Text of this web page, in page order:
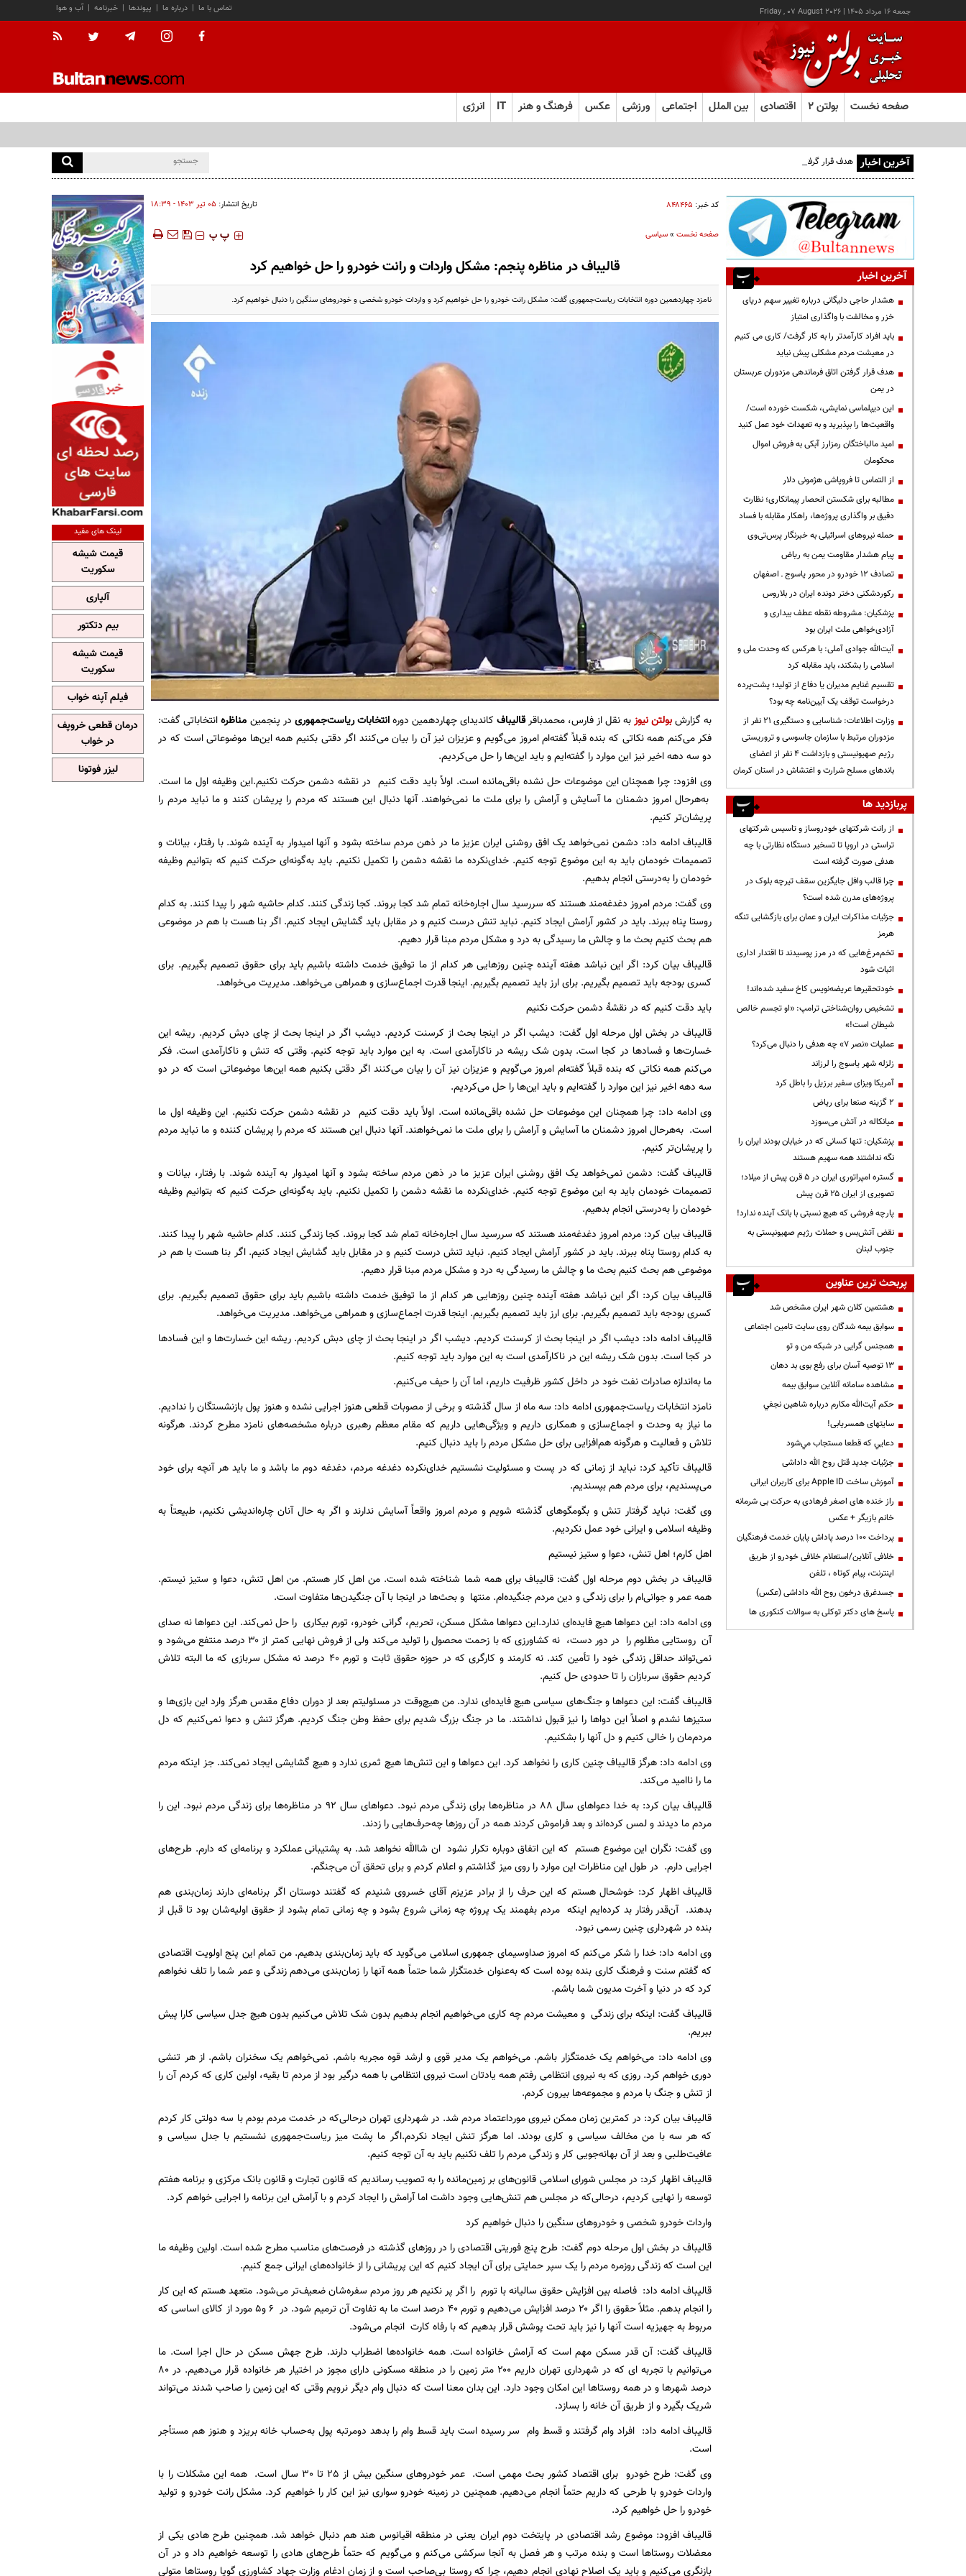
جمعه ۱۶ مرداد ۱۴۰۵ |
Friday , 07 August 2026 آب و هوا | خبرنامه | پیوندها | درباره ما | تماس با ما
صفحه نخست بولتن ۲ اقتصادی بین الملل اجتماعی ورزشی عکس فرهنگ و هنر IT انرژی
آخرین اخبار هدف قرار گرفتن اتاق‌ فرماندهی مزدوران عربستان در یمن
کد خبر: ۸۴۸۴۶۵ تاریخ انتشار: ۰۵ تير ۱۴۰۳ - ۱۸:۳۹
صفحه نخست»سیاسی ‍‍‍ پ پ
قالیباف در مناظره پنجم: مشکل واردات و رانت خودرو را حل خواهیم کرد
نامزد چهاردهمین دوره انتخابات ریاست‌جمهوری گفت: مشکل رانت خودرو را حل خواهیم کرد و واردات خودرو شخصی و خودروهای سنگین را دنبال خواهیم کرد.
به گزارشبولتن نیوزبه نقل از فارس، محمدباقرقالیباف کاندیدای چهاردهمین دورهانتخابات ریاست‌جمهوری در پنجمین مناظرهانتخاباتی گفت:
فکر می‌کنم همه نکاتی که بنده قبلاً گفته‌ام امروز می‌گویم و عزیزان نیز آن را بیان می‌کنند اگر دقتی بکنیم همه این‌ها موضوعاتی است که در
دو سه دهه اخیر نیز این موارد را گفته‌ایم و باید این‌ها را حل می‌کردیم.
وی افزود: چرا همچنان این موضوعات حل نشده باقی‌مانده است. اولاً باید دقت کنیم در نقشه دشمن حرکت نکنیم.این وظیفه اول ما است.
به‌هرحال امروز دشمنان ما آسایش و آرامش را برای ملت ما نمی‌خواهند. آنها دنبال این هستند که مردم را پریشان کنند و ما نباید مردم را
پریشان‌تر کنیم.
قالیباف ادامه داد: دشمن نمی‌خواهد یک افق روشنی ایران عزیز ما در ذهن مردم ساخته بشود و آنها امیدوار به آینده شوند. با رفتار، بیانات و
تصمیمات خودمان باید به این موضوع توجه کنیم. خدای‌نکرده ما نقشه دشمن را تکمیل نکنیم. باید به‌گونه‌ای حرکت کنیم که بتوانیم وظیفه
خودمان را به‌درستی انجام بدهیم.
وی گفت: مردم امروز دغدغه‌مند هستند که سررسید سال اجاره‌خانه تمام شد کجا بروند. کجا زندگی کنند. کدام حاشیه شهر را پیدا کنند. به کدام
روستا پناه ببرند. باید در کشور آرامش ایجاد کنیم. نباید تنش درست کنیم و در مقابل باید گشایش ایجاد کنیم. اگر بنا هست با هم در موضوعی
هم بحث کنیم بحث ما و چالش ما رسیدگی به درد و مشکل مردم مبنا قرار دهیم.
قالیباف بیان کرد: اگر این نباشد هفته آینده چنین روزهایی هر کدام از ما توفیق خدمت داشته باشیم باید برای حقوق تصمیم بگیریم. برای
کسری بودجه باید تصمیم بگیریم. برای ارز باید تصمیم بگیریم. اینجا قدرت اجماع‌سازی و همراهی می‌خواهد. مدیریت می‌خواهد.
باید دقت کنیم که در نقشۀ دشمن حرکت نکنیم
قالیباف در بخش اول مرحله اول گفت: دیشب اگر در اینجا بحث از کرسنت کردیم. دیشب اگر در اینجا بحث از چای دبش کردیم. ریشه این
خسارت‌ها و فسادها در کجا است. بدون شک ریشه در ناکارآمدی است. به این موارد باید توجه کنیم. وقتی که تنش و ناکارآمدی است. فکر
می‌کنم همه نکاتی که بنده قبلاً گفته‌ام امروز می‌گویم و عزیزان نیز آن را بیان می‌کنند اگر دقتی بکنیم همه این‌ها موضوعاتی است که در دو
سه دهه اخیر نیز این موارد را گفته‌ایم و باید این‌ها را حل می‌کردیم.
وی ادامه داد: چرا همچنان این موضوعات حل نشده باقی‌مانده است. اولاً باید دقت کنیم در نقشه دشمن حرکت نکنیم. این وظیفه اول ما
است. به‌هرحال امروز دشمنان ما آسایش و آرامش را برای ملت ما نمی‌خواهند. آنها دنبال این هستند که مردم را پریشان کننده و ما نباید مردم
را پریشان‌تر کنیم.
قالیباف گفت: دشمن نمی‌خواهد یک افق روشنی ایران عزیز ما در ذهن مردم ساخته بشود و آنها امیدوار به آینده شوند. با رفتار، بیانات و
تصمیمات خودمان باید به این موضوع توجه کنیم. خدای‌نکرده ما نقشه دشمن را تکمیل نکنیم. باید به‌گونه‌ای حرکت کنیم که بتوانیم وظیفه
خودمان را به‌درستی انجام بدهیم.
قالیباف بیان کرد: مردم امروز دغدغه‌مند هستند که سررسید سال اجاره‌خانه تمام شد کجا بروند. کجا زندگی کنند. کدام حاشیه شهر را پیدا کنند.
به کدام روستا پناه ببرند. باید در کشور آرامش ایجاد کنیم. نباید تنش درست کنیم و در مقابل باید گشایش ایجاد کنیم. اگر بنا هست با هم در
موضوعی هم بحث کنیم بحث ما و چالش ما رسیدگی به درد و مشکل مردم مبنا قرار دهیم.
قالیباف بیان کرد: اگر این نباشد هفته آینده چنین روزهایی هر کدام از ما توفیق خدمت داشته باشیم باید برای حقوق تصمیم بگیریم. برای
کسری بودجه باید تصمیم بگیریم. برای ارز باید تصمیم بگیریم. اینجا قدرت اجماع‌سازی و همراهی می‌خواهد. مدیریت می‌خواهد.
قالیباف ادامه داد: دیشب اگر در اینجا بحث از کرسنت کردیم. دیشب اگر در اینجا بحث از چای دبش کردیم. ریشه این خسارت‌ها و این فسادها
در کجا است. بدون شک ریشه این در ناکارآمدی است به این موارد باید توجه کنیم.
ما به‌اندازه صادرات نفت خود در داخل کشور ظرفیت داریم، اما آن را حیف می‌کنیم.
نامزد انتخابات ریاست‌جمهوری ادامه داد: سه ماه از سال گذشته و برخی از مصوبات قطعی هنوز اجرایی نشده و هنوز پول بازنشستگان را ندادیم.
ما نیاز به وحدت و اجماع‌سازی و همکاری داریم و ویژگی‌هایی داریم که مقام معظم رهبری درباره مشخصه‌های نامزد مطرح کردند. هرگونه
تلاش و فعالیت و هرگونه هم‌افزایی برای حل مشکل مردم را باید دنبال کنیم.
قالیباف تأکید کرد: نباید از زمانی که در پست و مسئولیت نشستیم خدای‌نکرده دغدغه مردم، دغدغه دوم ما باشد و ما باید هر آنچه برای خود
می‌پسندیم، برای مردم هم بپسندیم.
وی گفت: نباید گرفتار تنش و بگومگوهای گذشته شویم و مردم امروز واقعاً آسایش ندارند و اگر به حال آنان چاره‌اندیشی نکنیم، طبیعتاً به
وظیفه اسلامی و ایرانی خود عمل نکردیم.
اهل کارم؛ اهل تنش، دعوا و ستیز نیستیم
قالیباف در بخش دوم مرحله اول گفت: قالیباف برای همه شما شناخته شده است. من اهل کار هستم. من اهل تنش، دعوا و ستیز نیستم.
همه عمر و جوانی‌ام را برای زندگی و دین مردم جنگیده‌ام. منتها و بحث‌ها در اینجا با آن جنگیدن‌ها متفاوت است.
وی ادامه داد: این دعواها هیچ فایده‌ای ندارد.این دعواها مشکل مسکن، تحریم، گرانی خودرو، تورم بیکاری را حل نمی‌کند. این دعواها نه صدای
آن روستایی مظلوم را در دور دست، نه کشاورزی که با زحمت محصول را تولید می‌کند ولی از فروش نهایی کمتر از ۳۰ درصد منتفع می‌شود و
نمی‌تواند حداقل زندگی خود را تأمین کند. نه کارمند و کارگری که در حوزه حقوق ثابت و تورم ۴۰ درصد نه مشکل سربازی که ما البته تلاش
کردیم حقوق سربازان را تا حدودی حل کنیم.
قالیباف گفت: این دعواها و جنگ‌های سیاسی هیچ فایده‌ای ندارد. من هیچ‌وقت در مسئولیتم بعد از دوران دفاع مقدس هرگز وارد این بازی‌ها و
ستیزها نشدم و اصلاً این دواها را نیز قبول نداشتند. ما در جنگ بزرگ شدیم برای حفظ وطن جنگ کردیم. هرگز تنش و دعوا نمی‌کنیم که دل
مردم‌مان را خالی کنیم و دل آنها را بشکنیم.
وی ادامه داد: هرگز قالیباف چنین کاری را نخواهد کرد. این دعواها و این تنش‌ها هیچ ثمری ندارد و هیچ گشایشی ایجاد نمی‌کند. جز اینکه مردم
ما را ناامید می‌کند.
قالیباف بیان کرد: به خدا دعواهای سال ۸۸ در مناظره‌ها برای زندگی مردم نبود. دعواهای سال ۹۲ در مناظره‌ها برای زندگی مردم نبود. این را
مردم ما دیدند و لمس کرده‌اند و بعد فراموش کردند همه در آن روزها چه‌حرف‌هایی را زدند.
وی گفت: نگران این موضوع هستم که این اتفاق دوباره تکرار نشود ان شاالله نخواهد شد. به پشتیبانی عملکرد و برنامه‌ای که دارم. طرح‌های
اجرایی دارم. در طول این مناظرات این موارد را روی میز گذاشتم و اعلام کردم و برای تحقق آن می‌جنگم.
قالیباف اظهار کرد: خوشحال هستم که این حرف را از برادر عزیزم آقای خسروی شنیدم که گفتند دوستان اگر برنامه‌ای دارند زمان‌بندی هم
بدهند. آن‌قدر رفتار بد کرده‌ایم اینکه مردم بفهمند یک پروژه چه زمانی شروع بشود و چه زمانی تمام بشود از حقوق اولیه‌شان بود تا قبل از
بنده در شهرداری چنین رسمی نبود.
وی ادامه داد: خدا را شکر می‌کنم که امروز صداوسیمای جمهوری اسلامی می‌گوید که باید زمان‌بندی بدهیم. من تمام این پنج اولویت اقتصادی
که گفتم سنت و فرهنگ کاری بنده بوده است که به‌عنوان خدمتگزار شما حتماً همه آنها را زمان‌بندی می‌دهم زندگی و عمر شما را تلف نخواهم
کرد که در دنیا و آخرت مدیون شما باشم.
قالیباف گفت: اینکه برای زندگی و معیشت مردم چه کاری می‌خواهیم انجام بدهیم بدون شک تلاش می‌کنیم بدون هیچ جدل سیاسی کارا پیش
ببریم.
وی ادامه داد: می‌خواهم یک خدمتگزار باشم. می‌خواهم یک مدیر قوی و ارشد قوه مجریه باشم. نمی‌خواهم یک سخنران باشم. از هر تنشی
دوری خواهم کرد. روزی که به نیروی انتظامی رفتم همه یادتان است نیروی انتظامی با همه درگیر بود از مردم تا بقیه، اولین کاری که کردم آن را
از تنش و جنگ با مردم و مجموعه‌ها بیرون کردم.
قالیباف بیان کرد: در کمترین زمان ممکن نیروی مورداعتماد مردم شد. در شهرداری تهران درحالی‌که در خدمت مردم بودم با سه دولتی کار کردم
که هر سه با من مخالف سیاسی و کاری بودند. اما هرگز تنش ایجاد نکردم.اگر ما پشت میز ریاست‌جمهوری نشستیم با جدل سیاسی و
عافیت‌طلبی و بعد از آن بهانه‌جویی کار و زندگی مردم را تلف نکنیم باید به آن توجه کنیم.
قالیباف اظهار کرد: در مجلس شورای اسلامی قانون‌های بر زمین‌مانده را به تصویب رساندیم که قانون تجارت و قانون بانک مرکزی و برنامه هفتم
توسعه را نهایی کردیم، درحالی‌که در مجلس هم تنش‌هایی وجود داشت اما آرامش را ایجاد کردم و با آرامش این برنامه را اجرایی خواهم کرد.
واردات خودرو شخصی و خودروهای سنگین را دنبال خواهیم کرد
قالیباف در بخش اول مرحله دوم گفت: طرح پنج فوریتی اقتصادی را در روزهای گذشته در فرصت‌های مناسب مطرح شده است. اولین وظیفه ما
این است که زندگی روزمره مردم را یک سپر حمایتی برای آن ایجاد کنیم که این پریشانی را از خانواده‌های ایرانی جمع کنیم.
قالیباف ادامه داد: فاصله بین افزایش حقوق سالیانه با تورم را اگر پر نکنیم هر روز مردم سفره‌شان ضعیف‌تر می‌شود. متعهد هستم که این کار
را انجام بدهم. مثلاً حقوق را اگر ۲۰ درصد افزایش می‌دهیم و تورم 40 درصد است ما به تفاوت آن ترمیم شود. در ۶ و5 مورد از کالای اساسی که
مربوط به جهیزیه است آنها را نیز باید تحت پوشش قرار بدهیم که با رفاه کارت انجام می‌شود.
قالیباف گفت: آن قدر مسکن مهم است که آرامش خانواده است. همه خانواده‌ها اضطراب دارند. طرح جهش مسکن در حال اجرا است. ما
می‌توانیم با تجربه ای که در شهرداری تهران داریم ۲۰۰ متر زمین را در منطقه مسکونی دارای مجوز در اختیار هر خانواده قرار می‌دهیم. در ۸۰
درصد شهرها و در همه روستاها این امکان وجود دارد. این بدان معنا است که دنبال وام دیگر نرویم وقتی که این زمین را صاحب شدند می‌تواند
شریک بگیرد و از طریق آن خانه را بسازد.
قالیباف ادامه داد: افراد وام گرفتند و قسط وام سر رسیده است باید قسط وام را بدهد دومرتبه پول به‌حساب خانه بریزد و هنوز هم مستأجر
است.
وی گفت: طرح خودرو برای اقتصاد کشور بحث مهمی است. عمر خودروهای سنگین بیش از 25 تا 30 سال است. همه این مشکلات را با
واردات خودرو با طرحی که داریم حتماً انجام می‌دهیم. همچنین در زمینه خودرو سواری نیز این کار را خواهیم کرد. مشکل رانت خودرو و تولید
خودرو را حل خواهیم کرد.
قالیباف افزود: موضوع رشد اقتصادی در پایتخت دوم ایران یعنی در منطقه اقیانوس هند هم دنبال خواهد شد. همچنین طرح هادی یکی از
معضلات روستاها است و بنده مرتب و هر فصل به آنجا سرکشی می‌کنم و می‌گویم که حتماً طرح‌های هادی را توسعه خواهیم داد و در آن
بازنگری می‌کنیم و باید یک اصلاح نهادی انجام دهیم، چرا که روستا بی‌صاحب است و از زمان ادغام وزارت جهاد کشاورزی گویا روستاها متولی
آخرین اخبار
هشدار حاجی دلیگانی درباره تغییر سهم دریای
خزر و مخالفت با واگذاری امتیاز
باید افراد کارآمدتر را به کار گرفت/ کاری می کنیم
در معیشت مردم مشکلی پیش نیاید
هدف قرار گرفتن اتاق‌ فرماندهی مزدوران عربستان
در یمن
این دیپلماسی نمایشی، شکست خورده است/
واقعیت‌ها را بپذیرید و به تعهدات خود عمل کنید
امید مالباختگان رمزارز آبکی به فروش اموال
محکومان
از التماس تا فروپاشی هژمونی دلار
مطالبه برای شکستن انحصار پیمانکاری؛ نظارت
دقیق بر واگذاری پروژه‌ها، راهکار مقابله با فساد
حمله نیروهای اسرائیلی به خبرنگار پرس‌تی‌وی
پیام هشدار مقاومت یمن به ریاض
تصادف ۱۲ خودرو در محور یاسوج ـ اصفهان
رکوردشکنی دختر دونده ایران در بلاروس
پزشکیان: مشروطه نقطه عطف بیداری و
آزادی‌خواهی ملت ایران بود
آیت‌الله جوادی آملی: با هرکس که وحدت ملی و
اسلامی را بشکند، باید مقابله کرد
تقسیم غنایم مدیران یا دفاع از تولید؛ پشت‌پرده
درخواست توقف یک آیین‌نامه چه بود؟
وزارت اطلاعات: شناسایی و دستگیری ۲۱ نفر از
مزدوران مرتبط با سازمان جاسوسی و تروریستی
رژیم صهیونیستی و بازداشت ۴ نفر از اعضای
باندهای مسلح شرارت و اغتشاش در استان کرمان
پربازدید ها
از رانت‌ شرکتهای خودروساز و تاسیس شرکتهای
تراستی در اروپا تا تسخیر دستگاه نظارتی با چه
هدفی صورت گرفته است
چرا قالب وافل جایگزین سقف تیرچه بلوک در
پروژه‌های مدرن شده است؟
جزئیات مذاکرات ایران و عمان برای بازگشایی تنگه
هرمز
تخم‌مرغ‌هایی که در مرز پوسیدند تا اقتدار اداری
اثبات شود
خودتحقیرها عریضه‌نویس کاخ سفید شده‌اند!
تشخیص روان‌شناختی ترامپ: «او تجسم خالص
شیطان است!»
عملیات «نصر ۷» چه هدفی را دنبال می‌کرد؟
زلزله شهر یاسوج را لرزاند
آمریکا ویزای سفیر برزیل را باطل کرد
۲ گزینه صنعا برای ریاض
میانکاله در آتش می‌سوزد
پزشکیان: تنها کسانی که در خیابان بودند ایران را
نگه نداشتند همه سهیم هستند
گستره امپراتوری ایران در ۵ قرن پیش از میلاد؛
تصویری از ایران ۲۵ قرن پیش
پارچه فروشی که هیچ نسبتی با بانک آینده ندارد!
نقض آتش‌بس و حملات رژیم صهیونیستی به
جنوب لبنان
پربحث ترین عناوین
هشتمین کلان شهر ایران مشخص شد
سوابق بیمه شدگان روی سایت تامین اجتماعی
همجنس گرایی در شبکه من و تو
13 توصیه آسان برای رفع بوی بد دهان
مشاهده سامانه آنلاين سوابق بیمه
حكم آيت‌الله مكارم درباره شاهين نجفي
سایتهای همسریابی!
دعايي كه قطعا مستجاب مي‌شود
جزئیات جدید قتل روح الله داداشی
آموزش ساخت Apple ID برای کاربران ایرانی
راز خنده های اصغر فرهادی به حرکت بی شرمانه
خانم بازیگر + عکس
پرداخت ۱۰۰ درصد پاداش پایان خدمت فرهنگیان
خلافی آنلاین/استعلام خلافی خودرو از طریق
اینترنت، پیام کوتاه ، تلفن
جسدغرق درخون روح الله داداشی (عکس)
پاسخ های دکتر توکلی به سوالات کنکوری ها
لینک های مفید
قیمت شیشه
سکوریت
آلپاری
بیم دتکتور
قیمت شیشه
سکوریت
فیلم آپنه خواب
درمان قطعی خروپف
در خواب
لیزر فوتونا